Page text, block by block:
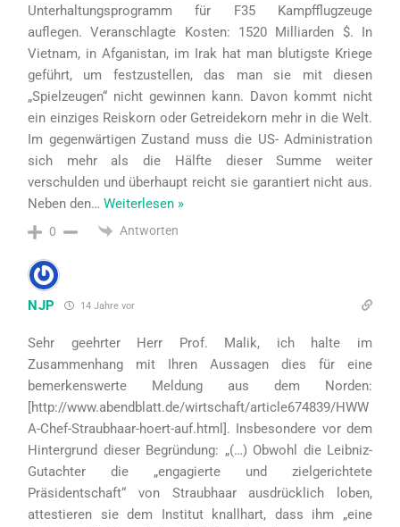
Unterhaltungsprogramm für F35 Kampfflugzeuge
auflegen. Veranschlagte Kosten: 1520 Milliarden $. In
Vietnam, in Afganistan, im Irak hat man blutigste Kriege
geführt, um festzustellen, das man sie mit diesen
„Spielzeugen“ nicht gewinnen kann. Davon kommt nicht
ein einziges Reiskorn oder Getreidekorn mehr in die Welt.
Im gegenwärtigen Zustand muss die US- Administration
sich mehr als die Hälfte dieser Summe weiter
verschulden und überhaupt reicht sie garantiert nicht aus.
Neben den… Weiterlesen »
0 Antworten
NJP 14 Jahre vor
Sehr geehrter Herr Prof. Malik, ich halte im
Zusammenhang mit Ihren Aussagen dies für eine
bemerkenswerte Meldung aus dem Norden:
[http://www.abendblatt.de/wirtschaft/article674839/HWW
A-Chef-Straubhaar-hoert-auf.html]. Insbesondere vor dem
Hintergrund dieser Begründung: „(…) Obwohl die Leibniz-
Gutachter die „engagierte und zielgerichtete
Präsidentschaft“ von Straubhaar ausdrücklich loben,
attestieren sie dem Institut knallhart, dass ihm „eine